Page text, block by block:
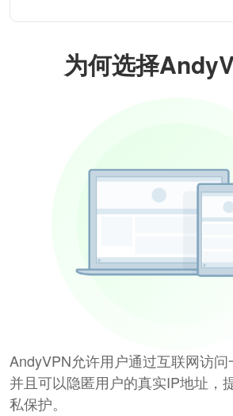
为何选择
AndyVPN允许用户通过互联网访问
并且可以隐匿用户的真实IP地址，
私保护。